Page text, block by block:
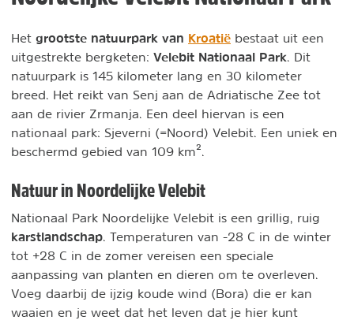
Het grootste natuurpark van Kroatië bestaat uit een
uitgestrekte bergketen: Velebit Nationaal Park . Dit
natuurpark is 145 kilometer lang en 30 kilometer
breed. Het reikt van Senj aan de Adriatische Zee tot
aan de rivier Zrmanja. Een deel hiervan is een
nationaal park: Sjeverni (=Noord) Velebit. Een uniek en
beschermd gebied van 109 km².
Natuur in Noordelijke Velebit
Nationaal Park Noordelijke Velebit is een grillig, ruig
karstlandschap . Temperaturen van -28 C in de winter
tot +28 C in de zomer vereisen een speciale
aanpassing van planten en dieren om te overleven.
Voeg daarbij de ijzig koude wind (Bora) die er kan
waaien en je weet dat het leven dat je hier kunt